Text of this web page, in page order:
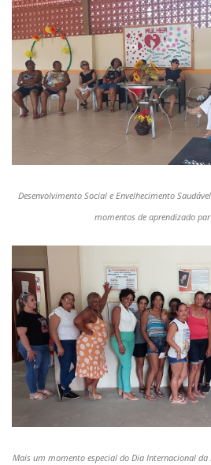
Desenvolvimento Social e Envelhecimento
momentos de aprendizado
Mais um momento especial do Dia Internacional da